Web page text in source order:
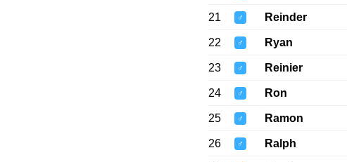
21 ♂ Reinder
22 ♂ Ryan
23 ♂ Reinier
24 ♂ Ron
25 ♂ Ramon
26 ♂ Ralph